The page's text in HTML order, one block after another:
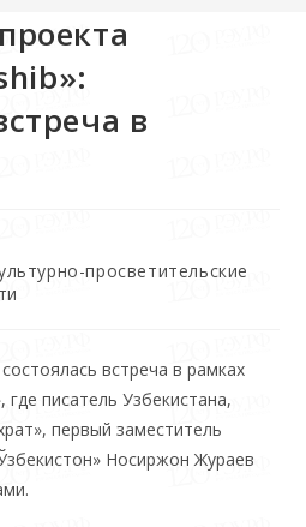
в
просветительские
встреча в рамках
где писатель Узбекистана,
первый заместитель
Носиржон Жураев